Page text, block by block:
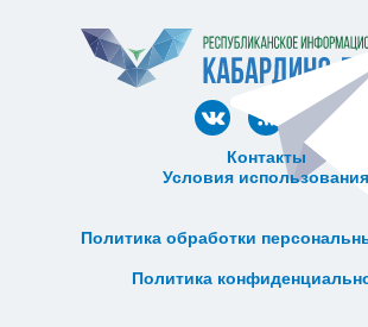
Контакты
Условия использования
Политика обработки
Политика